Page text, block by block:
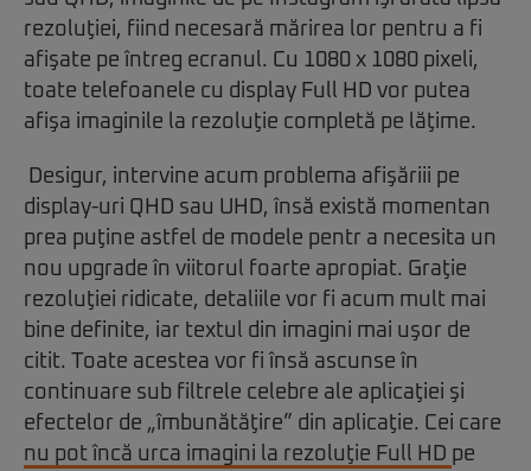
rezoluţiei, fiind necesară mărirea lor pentru a fi
afişate pe întreg ecranul. Cu 1080 x 1080 pixeli,
toate telefoanele cu display Full HD vor putea
afişa imaginile la rezoluţie completă pe lăţime.
Desigur, intervine acum problema afişăriii pe
display-uri QHD sau UHD, însă există momentan
prea puţine astfel de modele pentr a necesita un
nou upgrade în viitorul foarte apropiat. Graţie
rezoluţiei ridicate, detaliile vor fi acum mult mai
bine definite, iar textul din imagini mai uşor de
citit. Toate acestea vor fi însă ascunse în
continuare sub filtrele celebre ale aplicaţiei şi
efectelor de „îmbunătăţire” din aplicaţie. Cei care
nu pot încă urca imagini la rezoluţie Full HD pe